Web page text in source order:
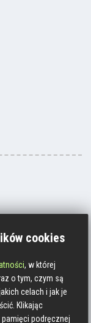
cookies
, w której
o tym, czym są
celach i jak je
Klikając
podręcznej